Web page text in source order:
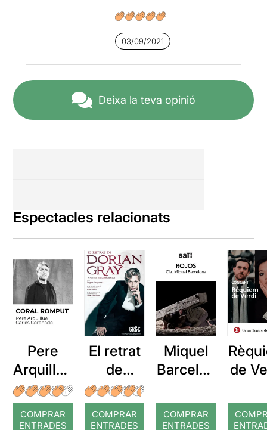
03/09/2021
Deixa la teva opinió
Espectacles relacionats
Pere
Arquillué
: Coral
romput
COMPRAR
ENTRADES
El retrat
de
Dorian
Gray
COMPRAR
ENTRADES
Miquel
Barcelon
COMPRAR
ENTRADES
de